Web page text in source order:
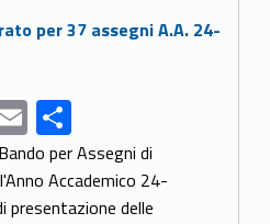
E
m
ai
C
o
n
per Assegni di
Accademico 24-
presentazione delle